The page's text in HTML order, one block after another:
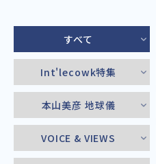
すべて
Int'lecowk特集
本山美彦 地球儀
VOICE & VIEWS